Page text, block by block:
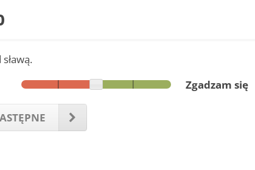
Zgadzam się